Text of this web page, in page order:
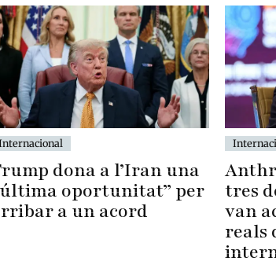
dona a l’Iran una
oportunitat” per
a un acord
tres
van
reals